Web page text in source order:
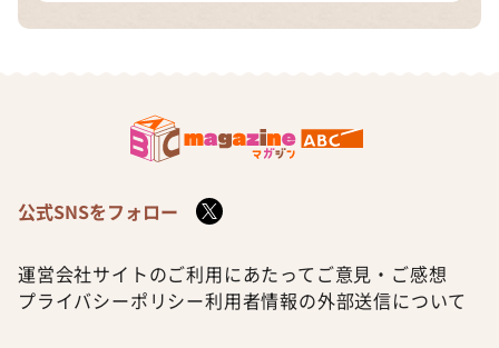
公式SNSをフォロー
運営会社サイトのご利用にあたって ご意見・ご感想
プライバシーポリシー利用者情報の外部送信について